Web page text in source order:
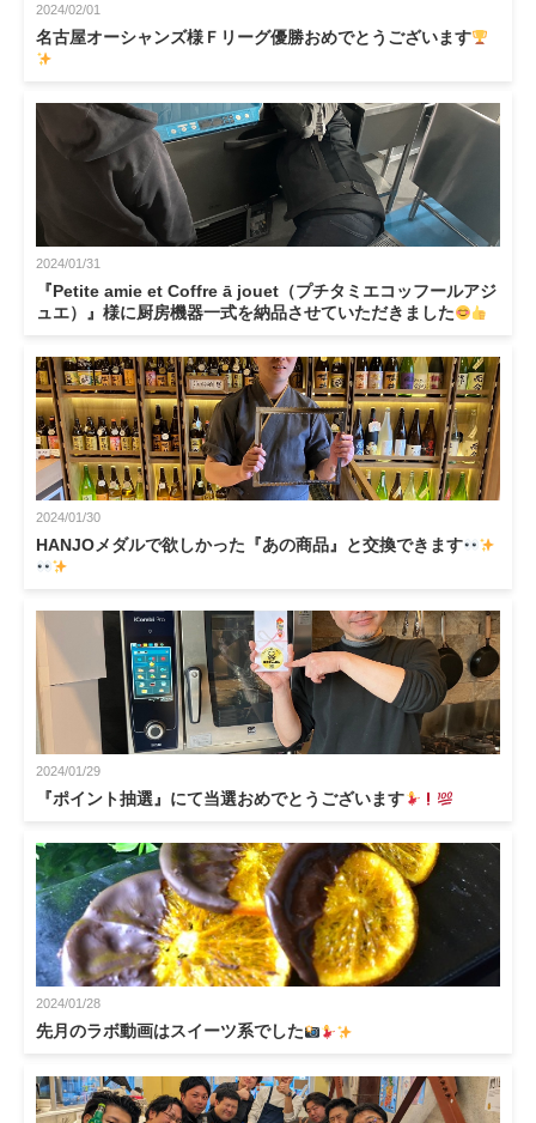
2024/02/01
名古屋オーシャンズ様Ｆリーグ優勝おめでとうございます
2024/01/31
『Petite amie et Coffre ā jouet（プチタミエコッフールアジ
ュエ）』様に厨房機器一式を納品させていただきました
2024/01/30
HANJOメダルで欲しかった『あの商品』と交換できます
2024/01/29
『ポイント抽選』にて当選おめでとうございます
2024/01/28
先月のラボ動画はスイーツ系でした